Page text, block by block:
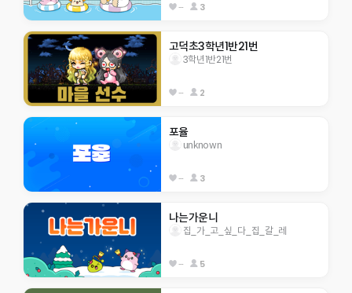
-- 3
고덕초3학년1반21번
3학년1반21번
-- 2
포율
unknown
-- 3
나는가운니
집_가_고_싶_다_집_갈_레
-- 5